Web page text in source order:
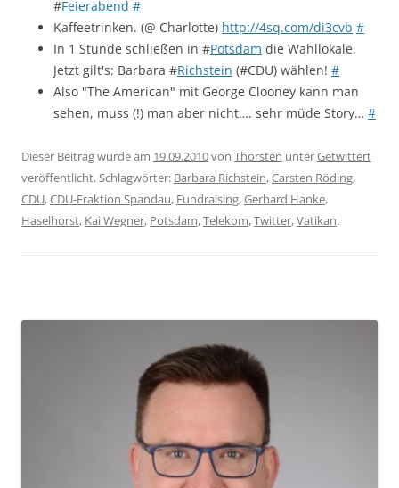
#Feierabend #
Kaffeetrinken. (@ Charlotte) http://4sq.com/di3cvb #
In 1 Stunde schließen in #Potsdam die Wahllokale.
Jetzt gilt's: Barbara #Richstein (#CDU) wählen! #
Also "The American" mit George Clooney kann man
sehen, muss (!) man aber nicht…. sehr müde Story… #
Dieser Beitrag wurde am 19.09.2010von Thorsten unterGetwittert
veröffentlicht. Schlagwörter: Barbara Richstein,Carsten Röding,
CDU,CDU-Fraktion Spandau, Fundraising,Gerhard Hanke,
Haselhorst, Kai Wegner, Potsdam,Telekom,Twitter,Vatikan.